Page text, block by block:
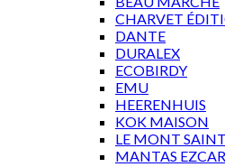
CHARVET
DANTE
DURALEX
ECOBIRDY
EMU
HEERENHUIS
KOK MAISON
LE MONT
MANTAS